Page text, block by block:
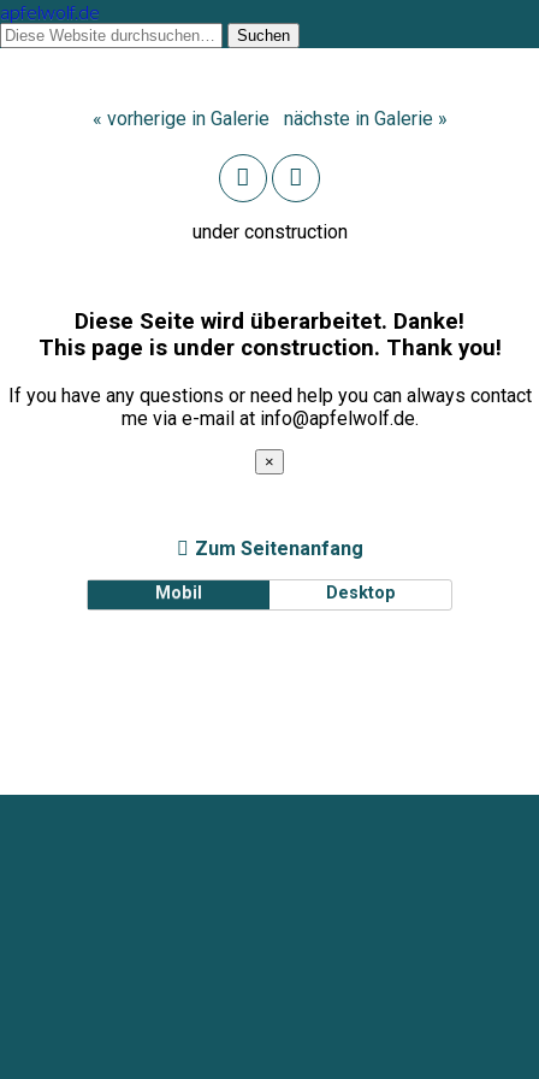
apfelwolf.de
« vorherige in Galerie nächste in Galerie »
under construction
Diese Seite wird überarbeitet. Danke!
This page is under construction. Thank you!
If you have any questions or need help you can always contact
me via e-mail at info@apfelwolf.de.
×
Zum Seitenanfang
Mobil Desktop